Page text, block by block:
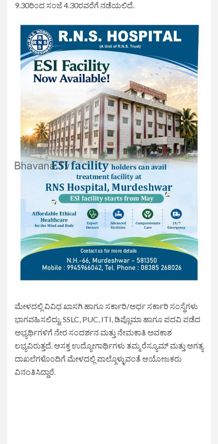
9.30ರಿಂದ ಸಂಜೆ 4.30ರವರೆಗೆ ನಡೆಯಲಿದೆ.
ಮೇಳದಲ್ಲಿ ವಿವಿಧ ಖಾಸಗಿ ಹಾಗೂ ಸರ್ಕಾರಿ/ಅರ್ಧ ಸರ್ಕಾರಿ ಸಂಸ್ಥೆಗಳು
ಭಾಗವಹಿಸಲಿದ್ದು, SSLC, PUC, ITI, ಡಿಪ್ಲೊಮಾ ಹಾಗೂ ಪದವಿ ಪಡೆದ
ಅಭ್ಯರ್ಥಿಗಳಿಗೆ ನೇರ ಸಂದರ್ಶನ ಮತ್ತು ನೇಮಕಾತಿ ಅವಕಾಶ
ಲಭ್ಯವಿರುತ್ತದೆ. ಆಸಕ್ತ ಉದ್ಯೋಗಾರ್ಥಿಗಳು ತಮ್ಮ ರೆಸ್ಯೂಮ್ ಮತ್ತು ಅಗತ್ಯ
ದಾಖಲೆಗಳೊಂದಿಗೆ ಮೇಳದಲ್ಲಿ ಪಾಲ್ಗೊಳ್ಳುವಂತೆ ಆಯೋಜಕರು
ವಿನಂತಿಸಿದ್ದಾರೆ.